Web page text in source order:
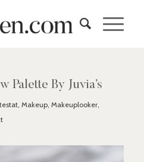
Palette By Juvia’s
, Makeup, Makeuplooker,